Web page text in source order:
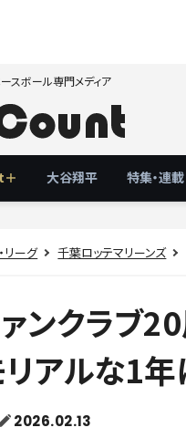
ースボール専門メディア
大谷翔平 特集・連載
リーグ 千葉ロッテマリーンズ
ァンクラブ
リアルな1
2026.02.13